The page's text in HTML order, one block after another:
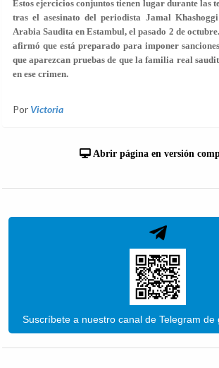
Estos ejercicios conjuntos tienen lugar durante las
tras el asesinato del periodista Jamal
Arabia Saudita en Estambul, el pasado 2 de
afirmó que está preparado para imponer
que aparezcan pruebas de que la familia real
en ese crimen.
Por Victoria
Abrir página en versión
Suscríbete a nuestro canal de Telegram de